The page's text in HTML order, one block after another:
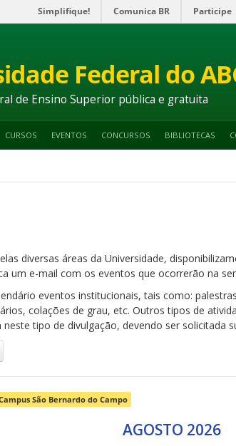
Simplifique! Comunica BR Participe
Federal do
de Ensino Superior pública e gratuita
CURSOS EVENTOS CONCURSOS BIBLIOTECAS
diversas áreas da Universidade,
um e-mail com os eventos que ocorrerão na
eventos institucionais, tais como:
colações de grau, etc. Outros tipos de
tipo de divulgação, devendo ser solicitada
São Bernardo do Campo
AGOSTO 2026